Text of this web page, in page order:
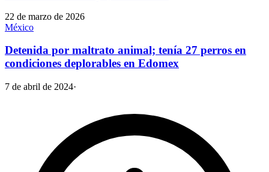
22 de marzo de 2026
México
Detenida por maltrato animal; tenía 27 perros en
condiciones deplorables en Edomex
7 de abril de 2024·